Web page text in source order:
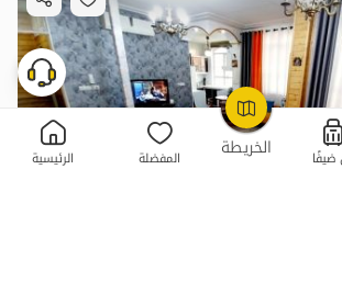
الخريطة المفضلة الرئيسية